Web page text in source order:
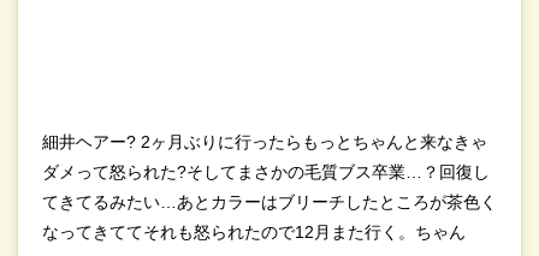
細井ヘアー? 2ヶ月ぶりに行ったらもっとちゃんと来なきゃ
ダメって怒られた?そしてまさかの毛質ブス卒業…？回復し
てきてるみたい…あとカラーはブリーチしたところが茶色く
なってきててそれも怒られたので12月また行く。ちゃん